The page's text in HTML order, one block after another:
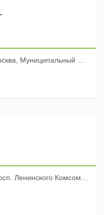
ш., д. 142, этаж/помещение 6/1, часть комн./офис 26/615
Комсомола, 43